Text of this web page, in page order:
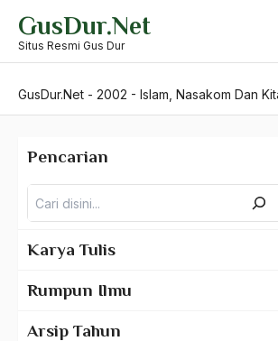
content
GusDur.Net
Situs Resmi Gus Dur
GusDur.Net - 2002 - Islam, Nasakom Dan
Pencarian
Karya Tulis
Rumpun Ilmu
Arsip Tahun